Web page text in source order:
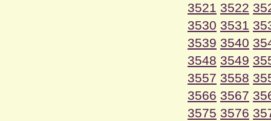
3521 3522
3530 3531
3539 3540
3548 3549
3557 3558
3566 3567
3575 3576